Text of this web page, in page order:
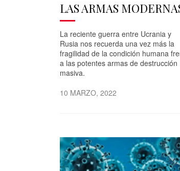
LAS ARMAS
La reciente guerra entre Ucrania y
Rusia nos recuerda una vez más la
fragilidad de la condición humana
a las potentes armas de destrucción
masiva.
10 MARZO, 2022